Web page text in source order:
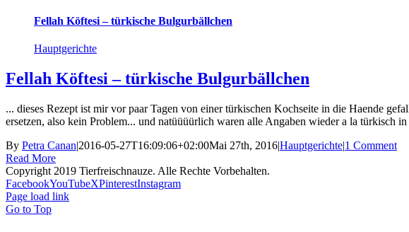
Fellah Köftesi – türkische Bulgurbällchen
Hauptgerichte
Fellah Köftesi – türkische Bulgurbällchen
... dieses Rezept ist mir vor paar Tagen von einer türkischen Kochseite in die Haende
ersetzen, also kein Problem... und natüüüürlich waren alle Angaben wieder a la türkisch
By Petra Canan|2016-05-27T16:09:06+02:00Mai 27th, 2016|Hauptgerichte|1 Comment
Read More
Copyright 2019 Tierfreischnauze. Alle Rechte Vorbehalten.
FacebookYouTubeXPinterestInstagram
Page load link
Go to Top